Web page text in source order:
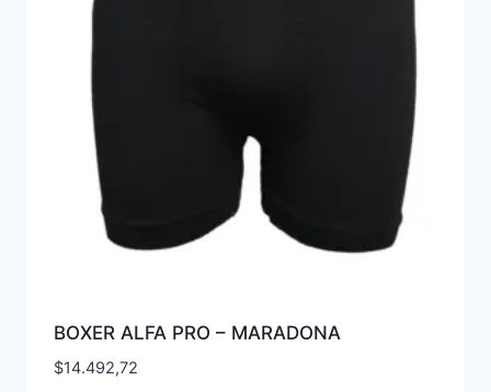
BOXER ALFA PRO – MARADONA
$14.492,72